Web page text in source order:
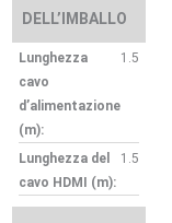
DELL’IMBALLO
Lunghezza
cavo
d’alimentazione
(m):
1.5
Lunghezza del
cavo HDMI (m):
1.5